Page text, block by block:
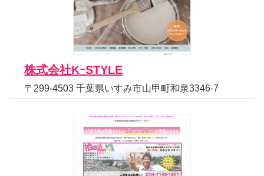
株式会社KｰSTYLE
〒299-4503 千葉県いすみ市山甲町和泉3346-7